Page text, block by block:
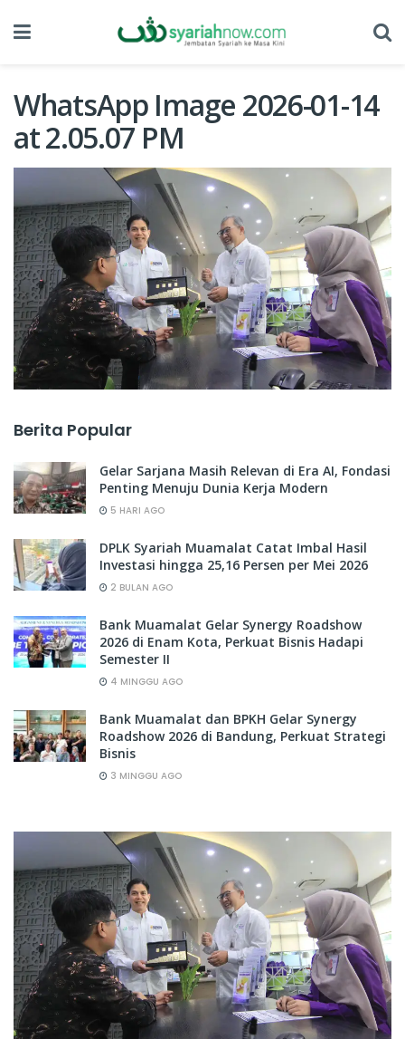
WhatsApp Image 2026-01-14
at 2.05.07 PM
Berita Popular
Gelar Sarjana Masih Relevan di Era AI, Fondasi
Penting Menuju Dunia Kerja Modern
5 HARI AGO
DPLK Syariah Muamalat Catat Imbal Hasil
Investasi hingga 25,16 Persen per Mei 2026
2 BULAN AGO
Bank Muamalat Gelar Synergy Roadshow
2026 di Enam Kota, Perkuat Bisnis Hadapi
Semester II
4 MINGGU AGO
Bank Muamalat dan BPKH Gelar Synergy
Roadshow 2026 di Bandung, Perkuat Strategi
Bisnis
3 MINGGU AGO